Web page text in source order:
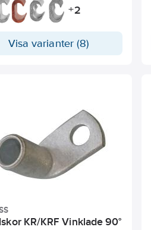
+2
Visa varianter (8)
KR/KRF Vinklade 90°